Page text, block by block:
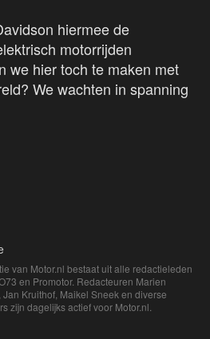
hiermee de
motorrijden
we hier toch te maken met
We wachten in spanning
van Motor.nl bestaat uit alle redactieleden
en Promotor. Redacteuren Marien
Jan Kruithof, Maikel Sneek en diverse
zijn dagelijks actief voor Motor.nl.